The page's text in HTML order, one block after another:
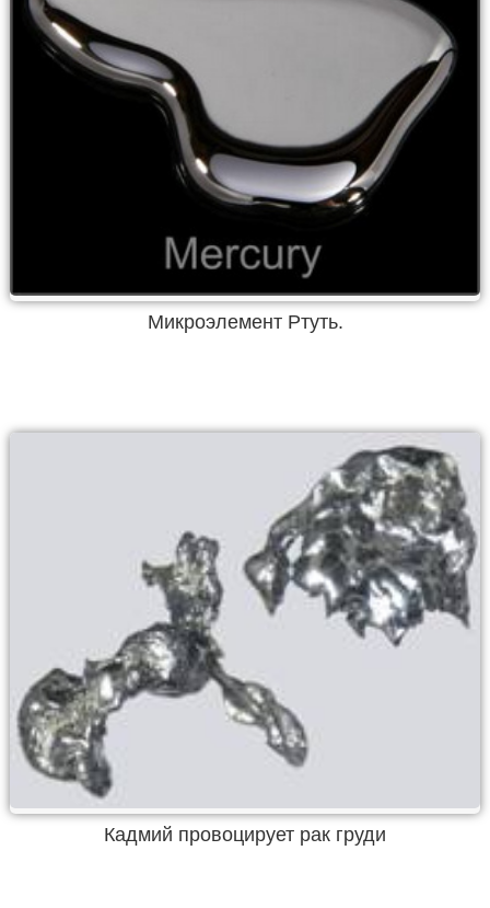
Микроэлемент Ртуть.
Кадмий провоцирует рак груди